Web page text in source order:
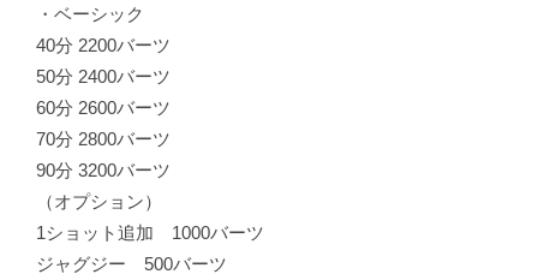
・ベーシック
40分 2200バーツ
50分 2400バーツ
60分 2600バーツ
70分 2800バーツ
90分 3200バーツ
（オプション）
1ショット追加 1000バーツ
ジャグジー 500バーツ